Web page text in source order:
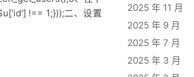
!== 1;}));二、设置
2025 年 11 月
2025 年 9 月
2025 年 7 月
2025 年 3 月